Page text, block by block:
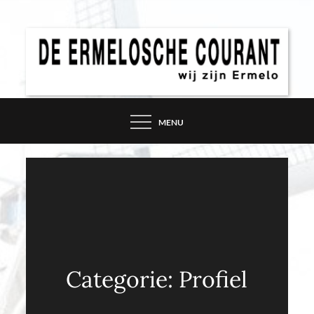
DE ERMELOSCHE
COURANT – WIJ ZIJN
ERMELO
MENU
Categorie: Profiel